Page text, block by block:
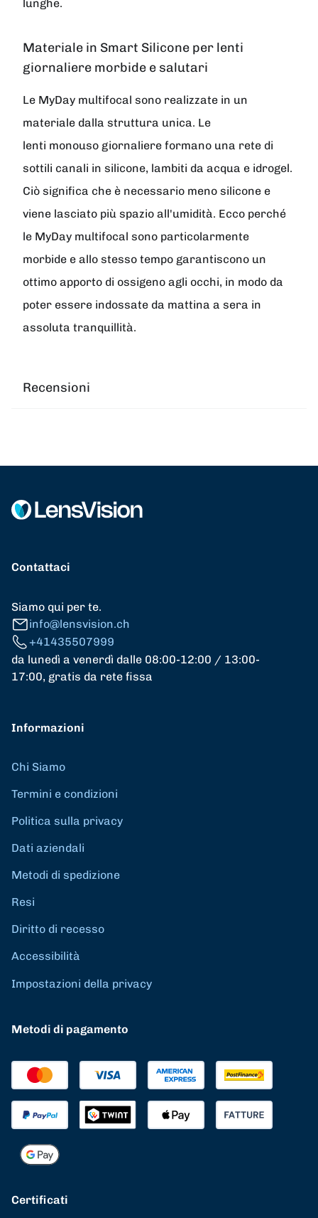
lunghe.
Materiale in Smart Silicone per lenti
giornaliere morbide e salutari
Le MyDay multifocal sono realizzate in un
materiale dalla struttura unica. Le
lenti monouso giornaliere formano una rete di
sottili canali in silicone, lambiti da acqua e idrogel.
Ciò significa che è necessario meno silicone e
viene lasciato più spazio all'umidità. Ecco perché
le MyDay multifocal sono particolarmente
morbide e allo stesso tempo garantiscono un
ottimo apporto di ossigeno agli occhi, in modo da
poter essere indossate da mattina a sera in
assoluta tranquillità.
Recensioni
Contattaci
Siamo qui per te.
info@lensvision.ch
+41435507999
da lunedì a venerdì dalle 08:00-12:00 / 13:00-
17:00, gratis da rete fissa
Informazioni
Chi Siamo
Termini e condizioni
Politica sulla privacy
Dati aziendali
Metodi di spedizione
Resi
Diritto di recesso
Accessibilità
Impostazioni della privacy
Metodi di pagamento
Certificati